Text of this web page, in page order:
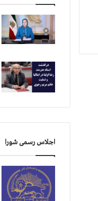
اجلاس رسمی شورا